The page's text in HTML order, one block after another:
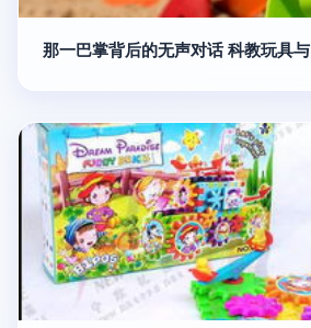
那一巴掌背后的无声对话 科教玩具与